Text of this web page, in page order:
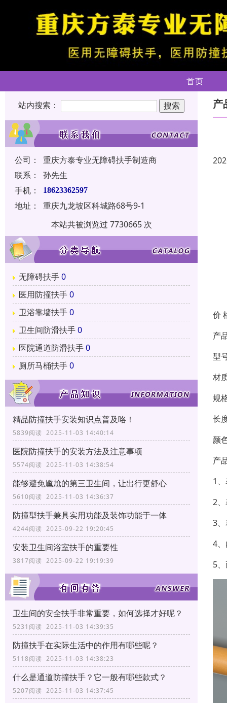
首页
站内搜索：
公司：
重庆方泰专业无障碍扶手制造商
联系：
孙先生
手机：
18623362597
地址：
重庆九龙坡区科城路68号9-1
本站共被浏览过 7730665 次
无障碍扶手0
医用防撞扶手0
卫浴靠墙扶手0
卫生间防滑扶手0
医院通道防滑扶手0
厕所马桶扶手0
精品防撞扶手安装知识点普及咯！
5839阅读 2025-11-03 14:40:14
医院防撞扶手的安装方法及注意事项
5574阅读 2025-11-03 14:38:54
能够避免尴尬的第三卫生间，让出行更舒心
5610阅读 2025-11-03 14:36:37
防撞型扶手兼具实用功能及装饰功能于一体
4244阅读 2025-09-22 19:20:45
安装卫生间浴室扶手的重要性
3817阅读 2025-09-22 19:19:39
卫生间的安全扶手非常重要，如何选择才好呢？
5231阅读 2025-11-03 14:39:35
防撞扶手在实际生活中的作用有哪些呢？
5118阅读 2025-11-03 14:38:23
什么是通道防撞扶手？它一般有哪些款式？
5207阅读 2025-11-03 14:37:45
产
价
产
型
材
规
长
颜
产
1
2
3
4
5